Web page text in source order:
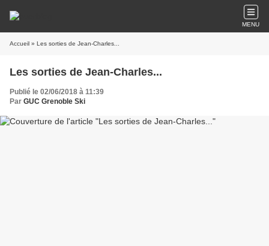
MENU
Accueil » Les sorties de Jean-Charles...
Les sorties de Jean-Charles...
Publié le 02/06/2018 à 11:39
Par GUC Grenoble Ski